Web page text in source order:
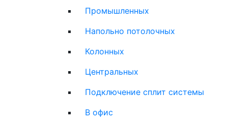
Промышленных
Напольно потолочных
Колонных
Центральных
Подключение сплит системы
В офис